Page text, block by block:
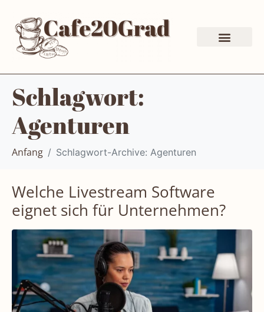
Schlagwort:
Agenturen
Anfang Schlagwort-Archive: Agenturen
Welche Livestream Software
eignet sich für Unternehmen?